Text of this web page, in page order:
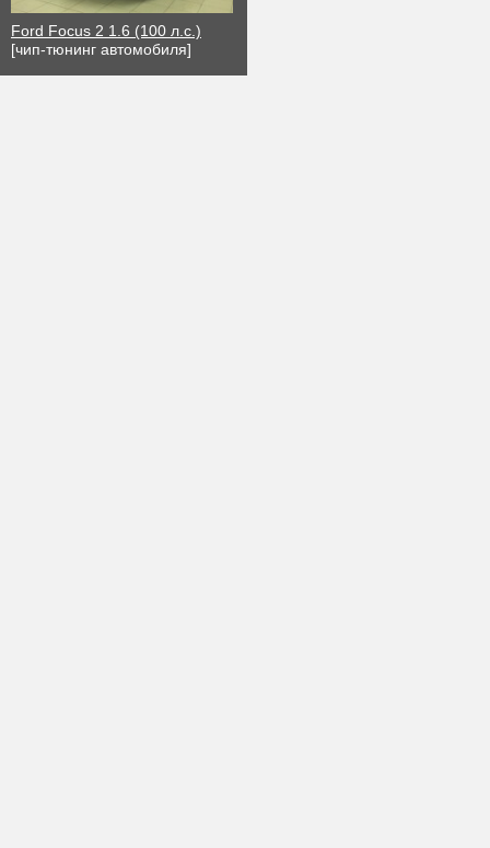
Ford Focus 2 1.6 (100 л.с.)
[чип-тюнинг автомобиля]